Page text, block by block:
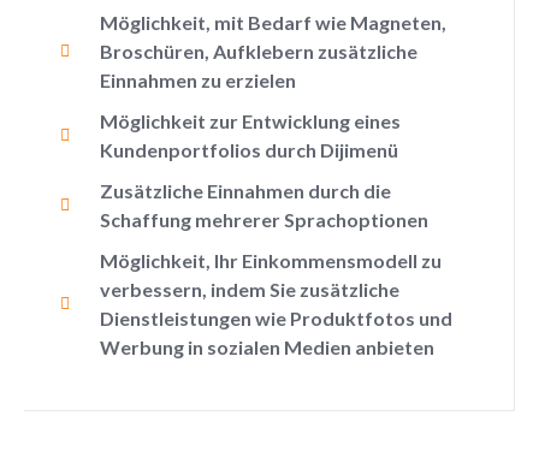
Möglichkeit, mit Bedarf wie Magneten,
Broschüren, Aufklebern zusätzliche
Einnahmen zu erzielen
Möglichkeit zur Entwicklung eines
Kundenportfolios durch Dijimenü
Zusätzliche Einnahmen durch die
Schaffung mehrerer Sprachoptionen
Möglichkeit, Ihr Einkommensmodell zu
verbessern, indem Sie zusätzliche
Dienstleistungen wie Produktfotos und
Werbung in sozialen Medien anbieten